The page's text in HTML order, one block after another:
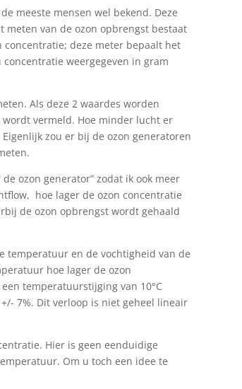
meeste mensen wel bekend. Deze
meten van de ozon opbrengst bestaat
deze meter bepaalt het
weergegeven in gram
Als deze 2 waardes worden
vermeld. Hoe minder lucht er
zou er bij de ozon generatoren
ozon generator” zodat ik ook meer
hoe lager de ozon concentratie
de ozon opbrengst wordt gehaald
temperatuur en de vochtigheid van de
hoe lager de ozon
temperatuurstijging van 10°C
7%. Dit verloop is niet geheel lineair
Hier is geen eenduidige
Om u toch een idee te